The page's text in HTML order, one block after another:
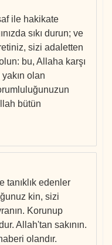
ile hakikate
sıkı durun; ve
sizi adaletten
bu, Allaha karşı
olan
bütün
tanıklık edenler
kin, sizi
Korunup
Allah'tan sakının.
olandır.